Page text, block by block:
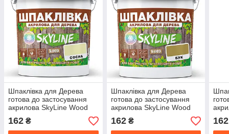
Шпаклівка для Дерева
готова до застосування
акрилова SkyLine Wood
Сосна 1.5 кг
162 ₴
Шпаклівка для Дерева
готова до застосування
акрилова SkyLine Wood
Бук 1.5 кг
162₴ 162